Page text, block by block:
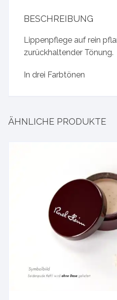
BESCHREIBUNG
Lippenpflege auf rein
zurückhaltender Tönung.
In drei Farbtönen
ÄHNLICHE PRODUKTE